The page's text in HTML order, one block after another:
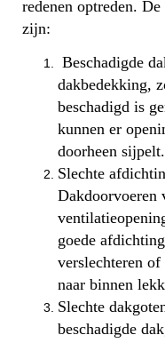
redenen optreden.
zijn:
Beschadigde
dakbedekking,
beschadigd is
kunnen er
doorheen sijpelt.
Slechte
Dakdoorvoeren
goede
verslechteren
naar binnen
Slechte
beschadigde